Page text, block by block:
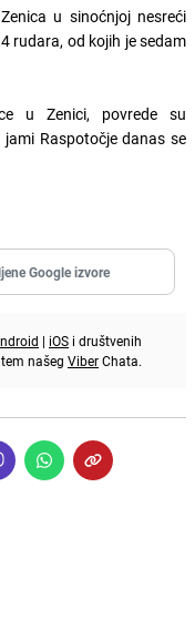
u sinoćnjoj nesreći
rudara, od kojih je sedam
u Zenici, povrede su
Raspotočje danas se
Google izvore
| iOS i društvenih
našeg ViberChata.